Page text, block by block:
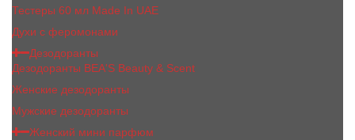
Тестеры 60 мл Made In UAE
Духи с феромонами
Дезодоранты
Дезодоранты BEA'S Beauty & Scent
Женские дезодоранты
Мужские дезодоранты
Женский мини парфюм